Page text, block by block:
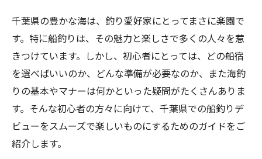
千葉県の豊かな海は、釣り愛好家にとってまさに楽園で
す。特に船釣りは、その魅力と楽しさで多くの人々を惹
きつけています。しかし、初心者にとっては、どの船宿
を選べばいいのか、どんな準備が必要なのか、また海釣
りの基本やマナーは何かといった疑問がたくさんありま
す。そんな初心者の方々に向けて、千葉県での船釣りデ
ビューをスムーズで楽しいものにするためのガイドをご
紹介します。